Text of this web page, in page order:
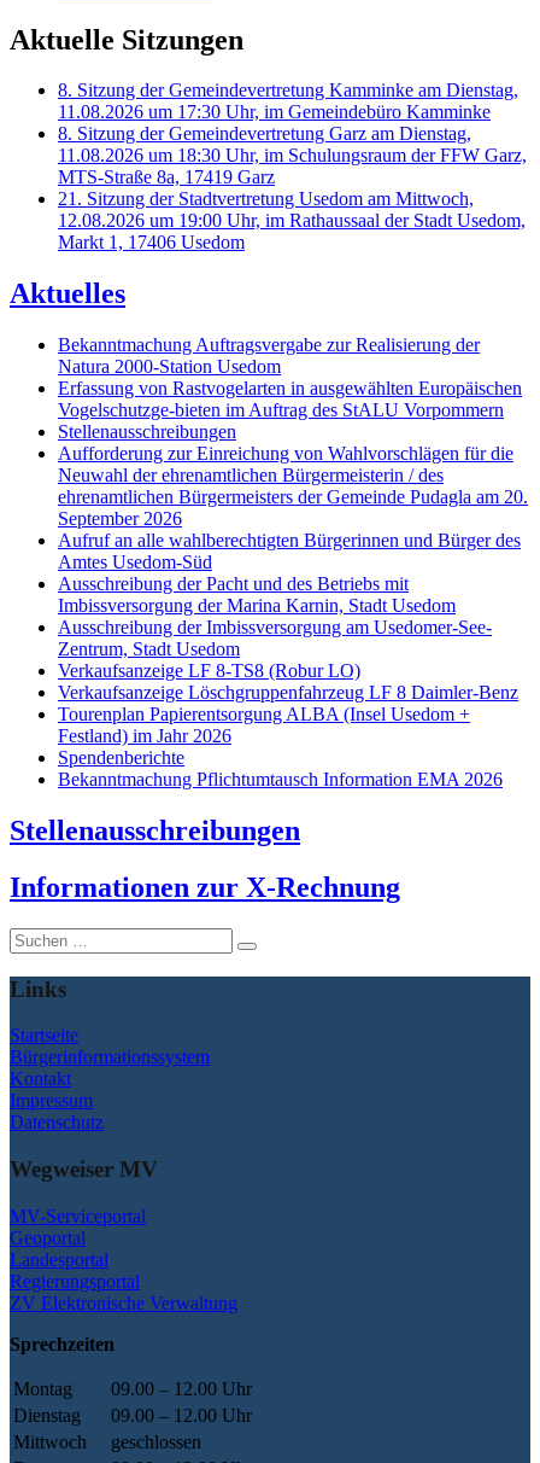
Aktuelle Sitzungen
8. Sitzung der Gemeindevertretung Kamminke am Dienstag,
11.08.2026 um 17:30 Uhr, im Gemeindebüro Kamminke
8. Sitzung der Gemeindevertretung Garz am Dienstag,
11.08.2026 um 18:30 Uhr, im Schulungsraum der FFW Garz,
MTS-Straße 8a, 17419 Garz
21. Sitzung der Stadtvertretung Usedom am Mittwoch,
12.08.2026 um 19:00 Uhr, im Rathaussaal der Stadt Usedom,
Markt 1, 17406 Usedom
Aktuelles
Bekanntmachung Auftragsvergabe zur Realisierung der
Natura 2000-Station Usedom
Erfassung von Rastvogelarten in ausgewählten Europäischen
Vogelschutzge-bieten im Auftrag des StALU Vorpommern
Stellenausschreibungen
Aufforderung zur Einreichung von Wahlvorschlägen für die
Neuwahl der ehrenamtlichen Bürgermeisterin / des
ehrenamtlichen Bürgermeisters der Gemeinde Pudagla am 20.
September 2026
Aufruf an alle wahlberechtigten Bürgerinnen und Bürger des
Amtes Usedom-Süd
Ausschreibung der Pacht und des Betriebs mit
Imbissversorgung der Marina Karnin, Stadt Usedom
Ausschreibung der Imbissversorgung am Usedomer-See-
Zentrum, Stadt Usedom
Verkaufsanzeige LF 8-TS8 (Robur LO)
Verkaufsanzeige Löschgruppenfahrzeug LF 8 Daimler-Benz
Tourenplan Papierentsorgung ALBA (Insel Usedom +
Festland) im Jahr 2026
Spendenberichte
Bekanntmachung Pflichtumtausch Information EMA 2026
Stellenausschreibungen
Informationen zur X-Rechnung
Suche
nach:
Links
Startseite
Bürgerinformationssystem
Kontakt
Impressum
Datenschutz
Wegweiser MV
MV-Serviceportal
Geoportal
Landesportal
Regierungsportal
ZV Elektronische Verwaltung
Sprechzeiten
Montag
09.00 – 12.00 Uhr
Dienstag
09.00 – 12.00 Uhr
Mittwoch
geschlossen